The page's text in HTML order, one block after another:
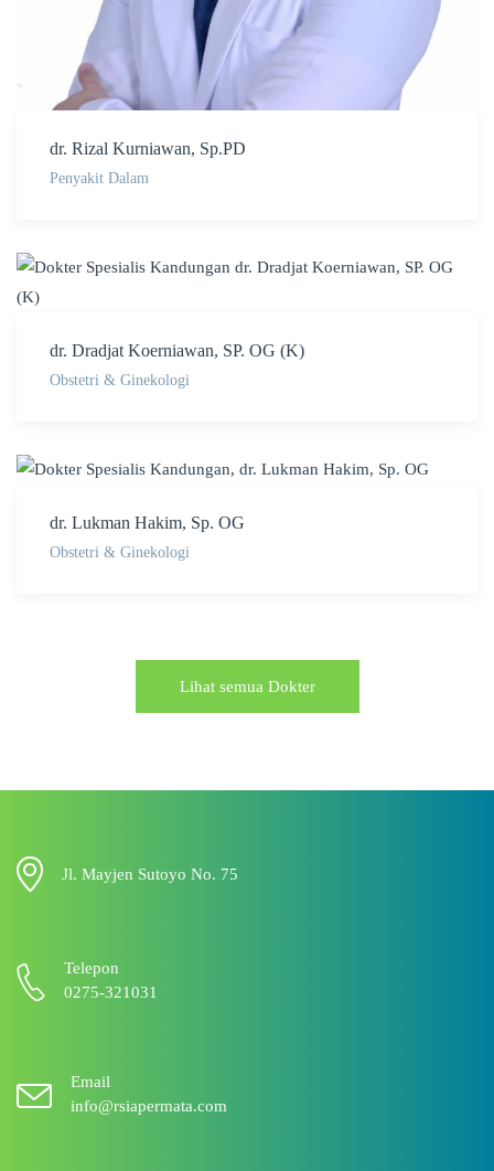
dr. Rizal Kurniawan, Sp.PD
Penyakit Dalam
dr. Dradjat Koerniawan, SP. OG (K)
Obstetri & Ginekologi
dr. Lukman Hakim, Sp. OG
Obstetri & Ginekologi
Lihat semua Dokter
Jl. Mayjen Sutoyo No. 75
Telepon
0275-321031
Email
info@rsiapermata.com